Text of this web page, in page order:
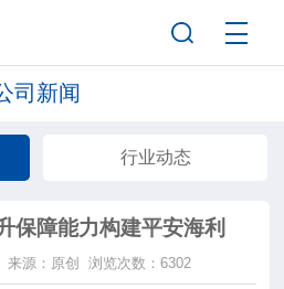
司新闻
行业动态
保障能力构建平安海利
来源：原创 浏览次数：6302